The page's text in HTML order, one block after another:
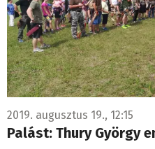
2019. augusztus 19., 12:15
Palást: Thury György